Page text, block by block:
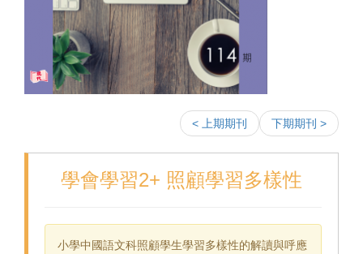
下期期刊 >
< 上期期刊
學會學習2+ 照顧學習多樣性
小學中國語文科照顧學生學習多樣性的解讀與呼應